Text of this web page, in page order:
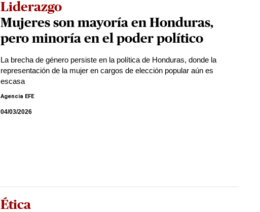
Liderazgo
Mujeres son mayoría en Honduras,
pero minoría en el poder político
La brecha de género persiste en la política de Honduras, donde la
representación de la mujer en cargos de elección popular aún es
escasa
Agencia EFE
04/03/2026
Ética